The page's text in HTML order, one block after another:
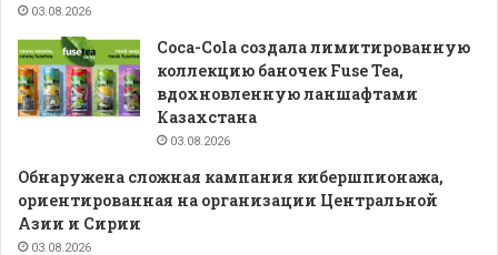
03.08.2026
Coca-Cola создала лимитированную
коллекцию баночек Fuse Tea,
вдохновленную ланшафтами
Казахстана
03.08.2026
Обнаружена сложная кампания кибершпионажа,
ориентированная на организации Центральной
Азии и Сирии
03.08.2026